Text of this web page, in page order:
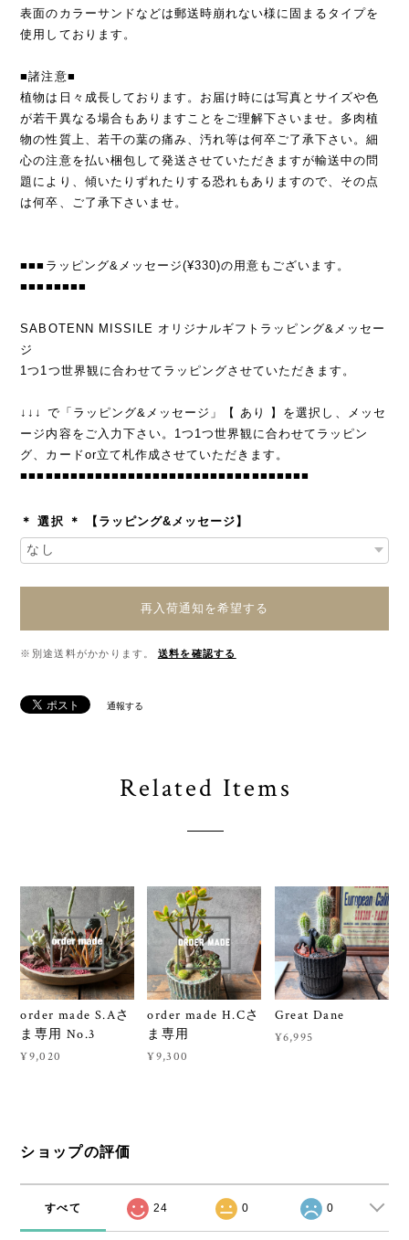
表面のカラーサンドなどは郵送時崩れない様に固まるタイプを
使用しております。
■諸注意■
植物は日々成長しております。お届け時には写真とサイズや色
が若干異なる場合もありますことをご理解下さいませ。多肉植
物の性質上、若干の葉の痛み、汚れ等は何卒ご了承下さい。細
心の注意を払い梱包して発送させていただきますが輸送中の問
題により、傾いたりずれたりする恐れもありますので、その点
は何卒、ご了承下さいませ。
■■■ラッピング&メッセージ(¥330)の用意もございます。
■■■■■■■■
SABOTENN MISSILE オリジナルギフトラッピング&メッセー
ジ
1つ1つ世界観に合わせてラッピングさせていただきます。
↓↓↓ で「ラッピング&メッセージ」【 あり 】を選択し、メッセ
ージ内容をご入力下さい。1つ1つ世界観に合わせてラッピン
グ、カードor立て札作成させていただきます。
■■■■■■■■■■■■■■■■■■■■■■■■■■■■■■■■■■■
＊ 選択 ＊ 【ラッピング&メッセージ】
再入荷通知を希望する
※別途送料がかかります。 送料を確認する
通報する
Related Items
order made S.Aさ
ま専用 No.3
¥9,020
order made H.Cさ
ま専用
¥9,300
Great Dane
¥6,995
ショップの評価
すべて 24 0 0